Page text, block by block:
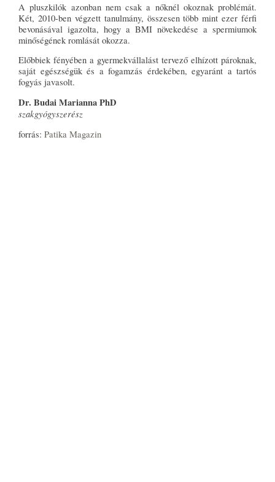
A pluszkilók azonban nem csak a nőknél okoznak problémát.
Két, 2010-ben végzett tanulmány, összesen több mint ezer férfi
bevonásával igazolta, hogy a BMI növekedése a spermiumok
minőségének romlását okozza.
Előbbiek fényében a gyermekvállalást tervező elhízott pároknak,
saját egészségük és a fogamzás érdekében, egyaránt a tartós
fogyás javasolt.
Dr. Budai Marianna PhD
szakgyógyszerész
forrás: Patika Magazin